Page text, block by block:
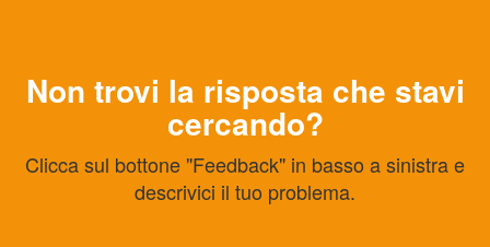
Non trovi la risposta che stavi
cercando?
Clicca sul bottone "Feedback" in basso a sinistra e
descrivici il tuo problema.